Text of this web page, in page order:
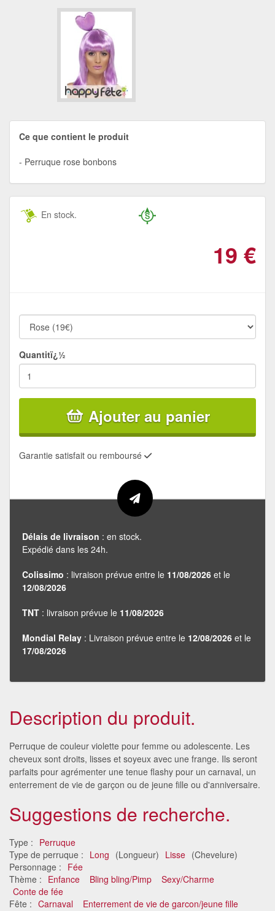
Ce que contient le produit
Perruque rose bonbons
En stock.
19 €
Quantitï¿½
Ajouter au panier
Garantie satisfait ou remboursé
Délais de livraison : en stock.
Expédié dans les 24h.
Colissimo : livraison prévue entre le 11/08/2026 et le
12/08/2026
TNT : livraison prévue le 11/08/2026
Mondial Relay : Livraison prévue entre le 12/08/2026 et le
17/08/2026
Description du produit.
Perruque de couleur violette pour femme ou adolescente. Les
cheveux sont droits, lisses et soyeux avec une frange. Ils seront
parfaits pour agrémenter une tenue flashy pour un carnaval, un
enterrement de vie de garçon ou de jeune fille ou d'anniversaire.
Suggestions de recherche.
Type : Perruque
Type de perruque : Long (Longueur) Lisse (Chevelure)
Personnage : Fée
Thème : Enfance Bling bling/Pimp
Sexy/Charme
Conte de fée
Fête : Carnaval
Enterrement de vie de garcon/jeune fille